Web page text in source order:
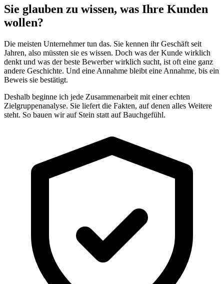
Sie glauben zu wissen, was Ihre Kunden
wollen?
Die meisten Unternehmer tun das. Sie kennen ihr Geschäft seit
Jahren, also müssten sie es wissen. Doch was der Kunde wirklich
denkt und was der beste Bewerber wirklich sucht, ist oft eine ganz
andere Geschichte. Und eine Annahme bleibt eine Annahme, bis ein
Beweis sie bestätigt.
Deshalb beginne ich jede Zusammenarbeit mit einer echten
Zielgruppenanalyse. Sie liefert die Fakten, auf denen alles Weitere
steht. So bauen wir auf Stein statt auf Bauchgefühl.